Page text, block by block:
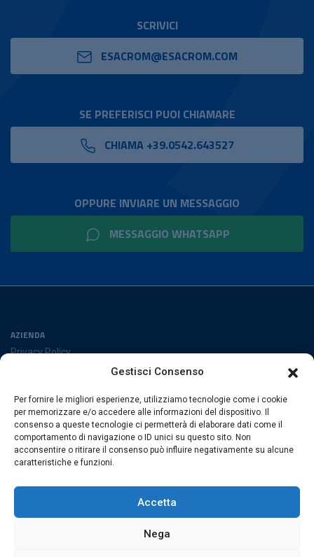
Gestisci Consenso
Per fornire le migliori esperienze, utilizziamo tecnologie come i cookie
per memorizzare e/o accedere alle informazioni del dispositivo. Il
consenso a queste tecnologie ci permetterà di elaborare dati come il
comportamento di navigazione o ID unici su questo sito. Non
acconsentire o ritirare il consenso può influire negativamente su alcune
caratteristiche e funzioni.
Accetta
Nega
SCRIVICI
ESACROM@ESACROM.COM
SE PREFERISCI PUOI CHIAMARE
CHIAMA +39.0542.643527
OPPURE INVIARE UN MESSAGGIO
MESSAGGIO WHATSAPP
AZIENDA
Privacy Policy
SEGUICI SUI SOCIAL